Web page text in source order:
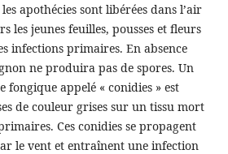
apothécies sont libérées dans l’air
les jeunes feuilles, pousses et fleurs
infections primaires. En absence
ne produira pas de spores. Un
appelé « conidies » est
de couleur grises sur un tissu mort
Ces conidies se propagent
le vent et entraînent une infection